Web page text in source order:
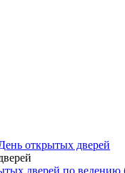
открытых дверей
дверей по ведению